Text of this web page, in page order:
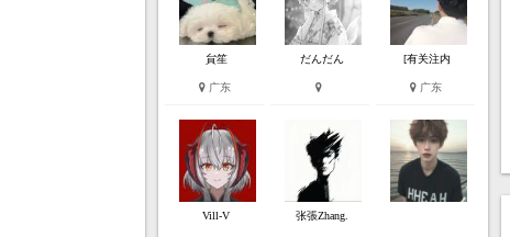
貟笙
广东
だんだん [有关注内
广东
Vill-V 张張Zhang.
踩
赞
收藏